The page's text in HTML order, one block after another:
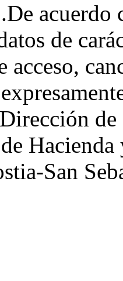
acuerdo
de
acceso,
San